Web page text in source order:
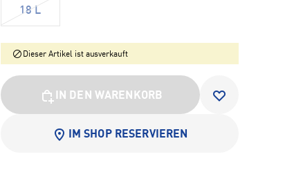
18 L
Dieser Artikel ist ausverkauft
IN DEN WARENKORB
IM SHOP RESERVIEREN